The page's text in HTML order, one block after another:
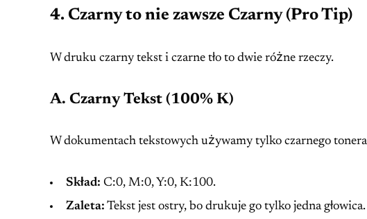
4. Czarny to nie zawsze Czarny (Pro Tip)
W druku czarny tekst i czarne tło to dwie różne rzeczy.
A. Czarny Tekst (100% K)
W dokumentach tekstowych używamy tylko czarnego
Skład: C:0, M:0, Y:0, K:100.
Zaleta: Tekst jest ostry, bo drukuje go tylko jedna